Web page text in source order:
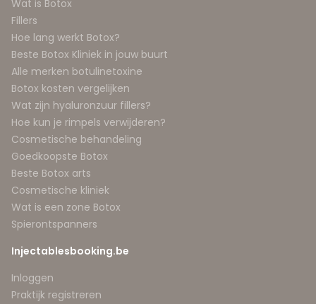
Wat is Botox
Fillers
Hoe lang werkt Botox?
Beste Botox Kliniek in jouw buurt
Alle merken botulinetoxine
Botox kosten vergelijken
Wat zijn hyaluronzuur fillers?
Hoe kun je rimpels verwijderen?
Cosmetische behandeling
Goedkoopste Botox
Beste Botox arts
Cosmetische kliniek
Wat is een zone Botox
Spierontspanners
Injectablesbooking.be
Inloggen
Praktijk registreren